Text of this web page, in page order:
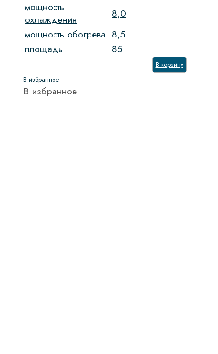
мощность
охлаждения
8,0
мощность обогрева 8,5
площадь
85
В корзину
В избранное
В избранное